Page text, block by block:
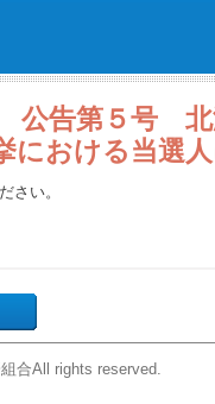
告第５号 北
における当選
さい。
合All rights reserved.